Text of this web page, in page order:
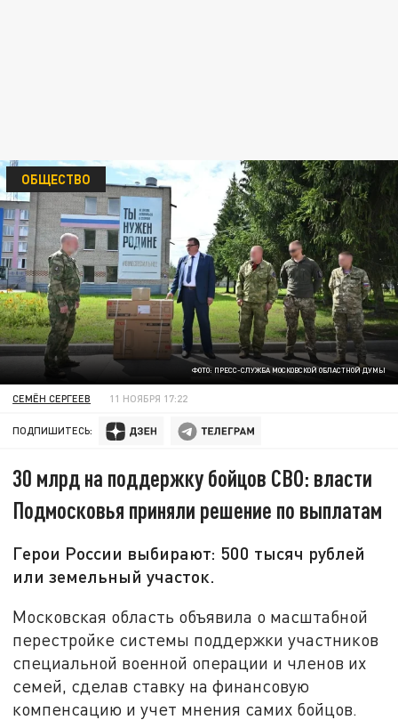
ФОТО: ПРЕСС-СЛУЖБА МОСКОВСКОЙ ОБЛАСТНОЙ ДУМЫ
ОБЩЕСТВО
СЕМЁН СЕРГЕЕВ 11 НОЯБРЯ 17:22
ПОДПИШИТЕСЬ:
30 млрд на поддержку бойцов СВО: власти
Подмосковья приняли решение по выплатам
Герои России выбирают: 500 тысяч рублей
или земельный участок.
Московская область объявила о масштабной
перестройке системы поддержки участников
специальной военной операции и членов их
семей, сделав ставку на финансовую
компенсацию и учет мнения самих бойцов.